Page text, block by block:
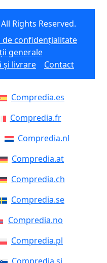
Rights Reserved.
de confidențialitate
generale
și livrare
Contact
Compredia.es
Compredia.fr
Compredia.nl
Compredia.at
Compredia.ch
Compredia.se
Compredia.no
Compredia.pl